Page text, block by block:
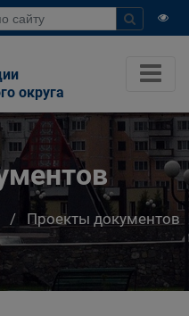
округа
Проекты документов